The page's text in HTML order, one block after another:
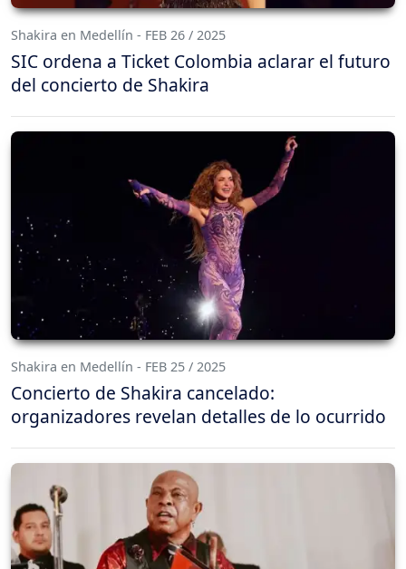
Shakira en Medellín - FEB 26 / 2025
SIC ordena a Ticket Colombia aclarar el futuro
del concierto de Shakira
Shakira en Medellín - FEB 25 / 2025
Concierto de Shakira cancelado:
organizadores revelan detalles de lo ocurrido